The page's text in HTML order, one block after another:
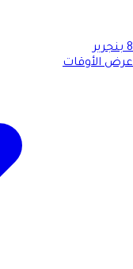
8 بنجرير
عرض الأوقات